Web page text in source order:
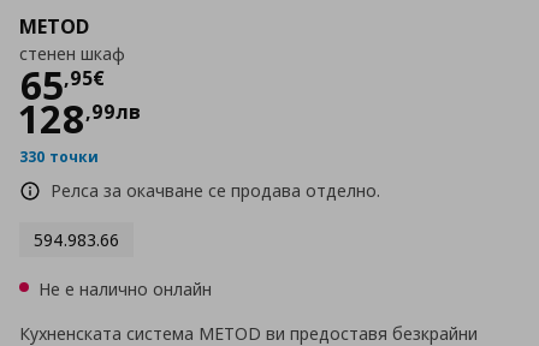
METOD
стенен шкаф
65,95€
Цена
128,99лв
330 точки
Релса за окачване се продава отделно.
594.983.66
Не е налично онлайн
Кухненската система METOD ви предоставя безкрайни